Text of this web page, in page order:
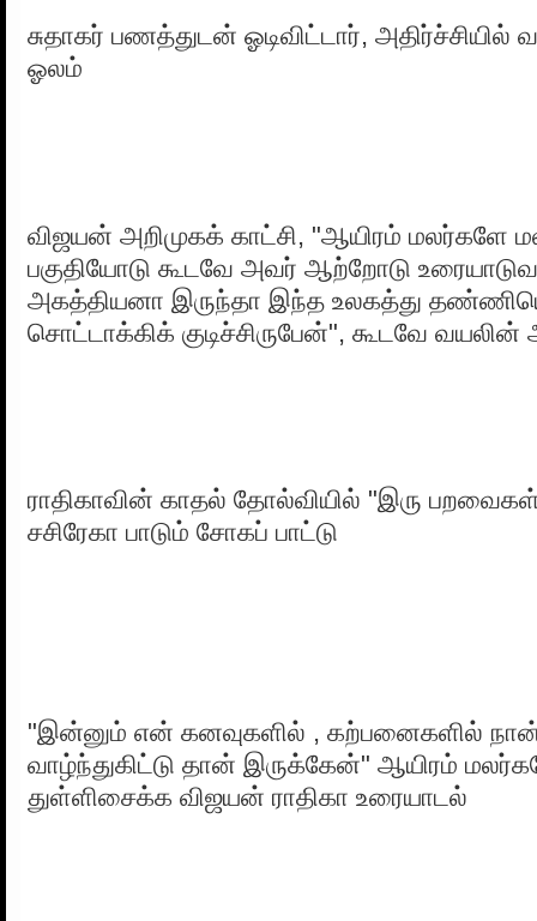
சுதாகர் பணத்துடன் ஓடிவிட்டார்,
ஓலம்
விஜயன் அறிமுகக் காட்சி, "ஆயிரம் மலர்களே
பகுதியோடு கூடவே அவர் ஆற்றோடு
அகத்தியனா இருந்தா இந்த உலகத்து
சொட்டாக்கிக் குடிச்சிருபேன்", கூடவே வயலின்
ராதிகாவின் காதல் தோல்வியில் "இரு
சசிரேகா பாடும் சோகப் பாட்டு
"இன்னும் என் கனவுகளில் , கற்பனைகளில்
வாழ்ந்துகிட்டு தான் இருக்கேன்" ஆயிரம்
துள்ளிசைக்க விஜயன் ராதிகா உரையாடல்